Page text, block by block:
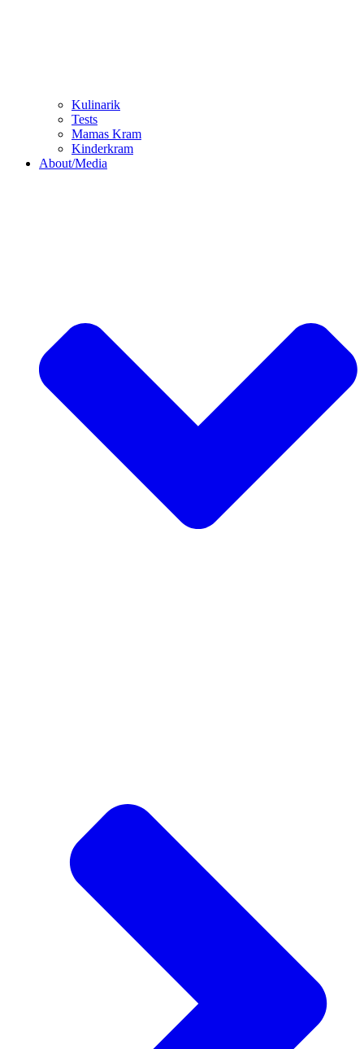
Kulinarik
Tests
Mamas Kram
Kinderkram
About/Media